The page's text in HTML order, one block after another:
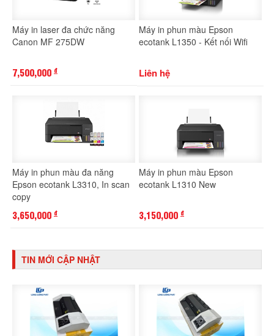
Máy in laser đa chức năng
Canon MF 275DW
7,500,000 đ
Máy in phun màu Epson
ecotank L1350 - Kết nối Wifi
Liên hệ
Máy in phun màu đa năng
Epson ecotank L3310, In scan
copy
3,650,000 đ
Máy in phun màu Epson
ecotank L1310 New
3,150,000 đ
TIN MỚI CẬP NHẬT